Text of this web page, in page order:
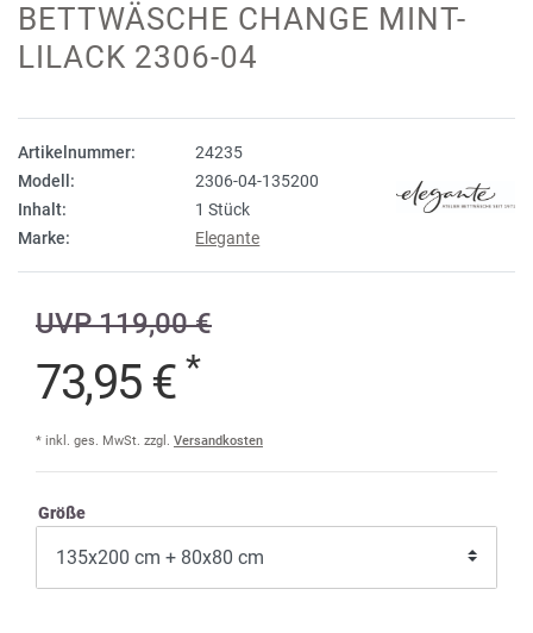
BETTWÄSCHE CHANGE MINT-
LILACK 2306-04
Artikelnummer:
24235
Modell:
2306-04-135200
Inhalt:
1 Stück
Marke:
Elegante
UVP 119,00 €
73,95 € *
* inkl. ges. MwSt. zzgl. Versandkosten
Größe